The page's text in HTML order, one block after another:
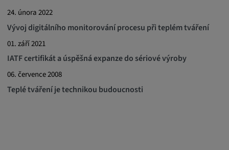
24. února 2022
Vývoj digitálního monitorování procesu při teplém tváření
01. září 2021
IATF certifikát a úspěšná expanze do sériové výroby
06. července 2008
Teplé tváření je technikou budoucnosti
Statistiky
Statistiky Soubory cookie shromažďují
anonymní informace o chování uživatelů.